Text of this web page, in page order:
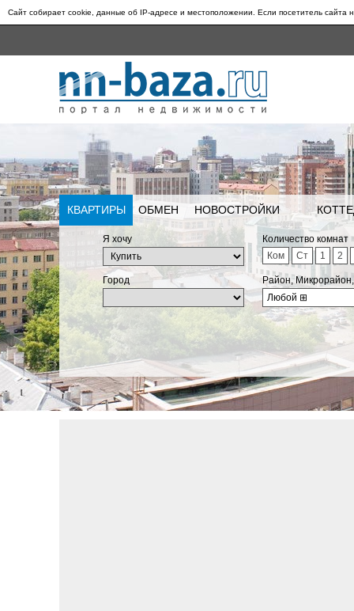
Сайт собирает cookie, данные об IP-адресе и местоположении. Если посетитель сайта
КВАРТИРЫ ОБМЕН НОВОСТРОЙКИ
Я хочу
Количество комнат
Ком
Ст 1 2
Город
Район,
Любой ⊞